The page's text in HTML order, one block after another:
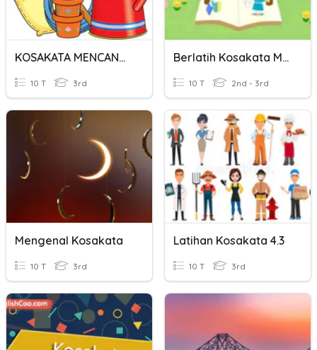
KOSAKATA MENCANGKOK
10 T 3rd
Berlatih Kosakata Mandarin
10 T 2nd - 3rd
Mengenal Kosakata
10 T 3rd
Latihan Kosakata 4.3
10 T 3rd